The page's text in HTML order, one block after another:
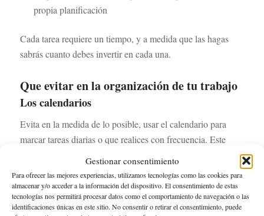
Gestionar consentimiento
Para ofrecer las mejores experiencias, utilizamos tecnologías como las cookies para
almacenar y/o acceder a la información del dispositivo. El consentimiento de estas
tecnologías nos permitirá procesar datos como el comportamiento de navegación o las
identificaciones únicas en este sitio. No consentir o retirar el consentimiento, puede
propia planificación
Cada tarea requiere un tiempo, y a medida que las hagas
sabrás cuanto debes invertir en cada una.
Que evitar en la organización de tu trabajo
Los calendarios
Evita en la medida de lo posible, usar el calendario para
marcar tareas diarias o que realices con frecuencia. Este
ansiedad. Marca en el calendario eventos importantes como
reuniones, visitas, o entregas en plazos muy importantes.